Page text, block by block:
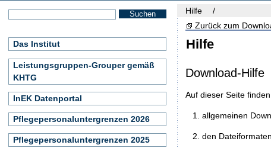
Hilfe
Zurück zum
Download-Hilfe
Auf dieser Seite
allgemeinen
den
Hilfe
Das Institut
Leistungsgruppen-Grouper gemäß
KHTG
InEK Datenportal
Pflegepersonaluntergrenzen 2026
Pflegepersonaluntergrenzen 2025